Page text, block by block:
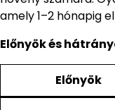
amely 1–2 hónapig
Előnyök és
Előnyök